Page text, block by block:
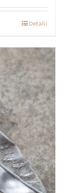
Detalii